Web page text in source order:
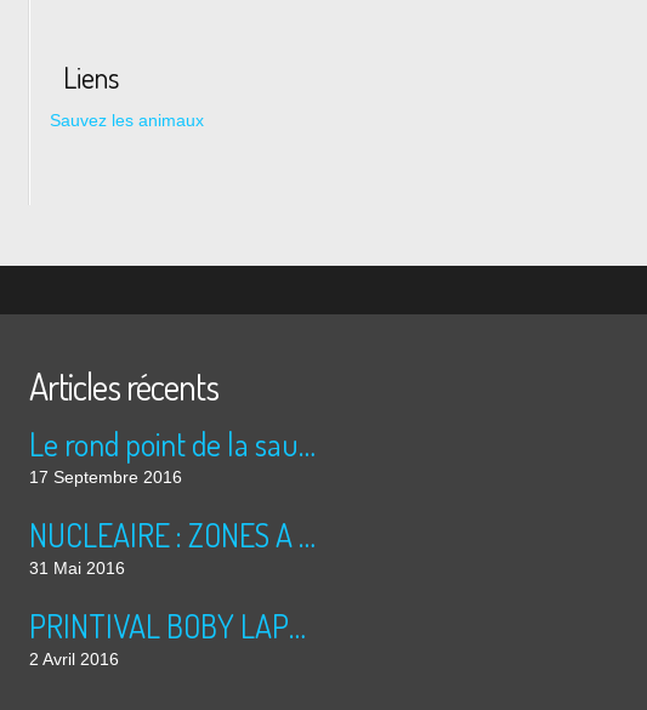
Liens
Sauvez les animaux
Articles récents
Le rond point de la saucisse
17 Septembre 2016
NUCLEAIRE : ZONES A RISQUES
31 Mai 2016
PRINTIVAL BOBY LAPOINTE 2016
2 Avril 2016